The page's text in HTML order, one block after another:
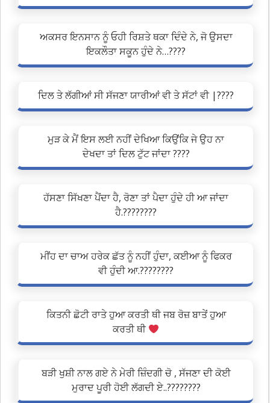
ਅਕਸਰ ਇਨਸਾਨ ਨੂੰ ਓਹੀ ਰਿਸ਼ਤੇ ਥਕਾ ਦਿੰਦੇ ਨੇ, ਜੋ ਉਸਦਾ
ਇਕਲੌਤਾ ਸਕੂਨ ਹੁੰਦੇ ਨੇ…????
ਦਿਲ ਤੇ ਲੱਗੀਆਂ ਸੀ ਸੱਜਣਾ ਯਾਰੀਆਂ ਵੀ ਤੇ ਸੱਟਾਂ ਵੀ |????
ਮੁੜ ਕੇ ਮੈਂ ਇਸ ਲਈ ਨਹੀਂ ਦੇਖਿਆ ਕਿਉਂਕਿ ਜੇ ਉਹ ਨਾ
ਦੇਖਦਾ ਤਾਂ ਦਿਲ ਟੁੱਟ ਜਾਂਦਾ ????
ਹੱਸਣਾ ਸਿੱਖਣਾ ਪੈਂਦਾ ਹੈ, ਰੋਣਾ ਤਾਂ ਪੈਦਾ ਹੁੰਦੇ ਹੀ ਆ ਜਾਂਦਾ
ਹੈ.????????
ਮੀਂਹ ਦਾ ਚਾਅ ਹਰੇਕ ਛੱਤ ਨੂੰ ਨਹੀਂ ਹੁੰਦਾ, ਕਈਆ ਨੂੰ ਫਿਕਰ
ਵੀ ਹੁੰਦੀ ਆ.????????
ਕਿਤਨੀ ਛੋਟੀ ਰਾਤੇ ਹੁਆ ਕਰਤੀ ਥੀ ਜਬ ਰੋਜ਼ ਬਾਤੇਂ ਹੁਆ
ਕਰਤੀ ਥੀ
ਬੜੀ ਖੁਸ਼ੀ ਨਾਲ ਗਏ ਨੇ ਮੇਰੀ ਜ਼ਿੰਦਗੀ ਚੋ , ਸੱਜਣਾ ਦੀ ਕੋਈ
ਮੁਰਾਦ ਪੂਰੀ ਹੋਈ ਲੱਗਦੀ ਏ..????????